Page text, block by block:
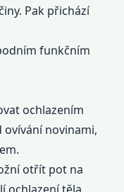
Pak přichází
funkčním
ochlazením
novinami,
otřít pot na